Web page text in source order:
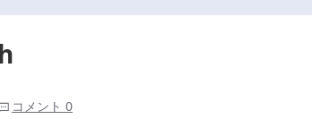
コメント 0